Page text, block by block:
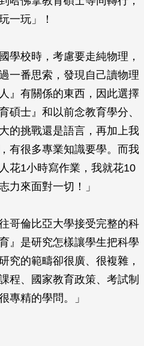
一玩」！
學校時，考慮要走純物理，
一番思索，發現自己讀物理
』有關係的東西，因此選擇
碩士』和以前念教育學分、
的挑戰還是語言，再加上我
有很多專業知識要學。而我
花1小時寫作業，我就花10
力來面對一切！」
哥倫比亞大學接受完整的科
』是研究怎樣讓學生把科學
究的範疇卻很廣、很複雜，
程、國家教育政策、考試制
專精的學問。」